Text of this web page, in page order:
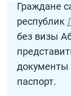
Граждане
республик
без визы
документы
паспорт.